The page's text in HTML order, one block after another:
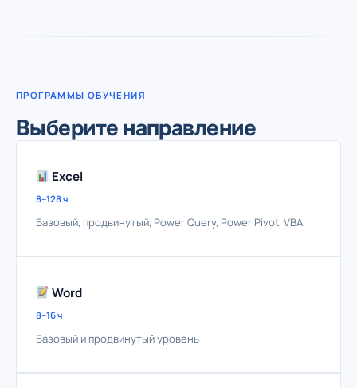
ПРОГРАММЫ ОБУЧЕНИЯ
Выберите направление
Excel
8–128 ч
Базовый, продвинутый, Power Query, Power Pivot, VBA
Word
8–16 ч
Базовый и продвинутый уровень